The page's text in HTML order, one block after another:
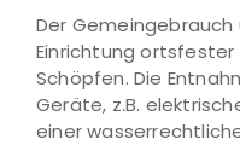
Der
Einrichtung ortsfester
Schöpfen. Die
Geräte, z.B.
einer